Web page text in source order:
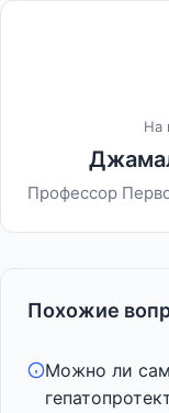
На
Профессор
Похожие
Можно ли